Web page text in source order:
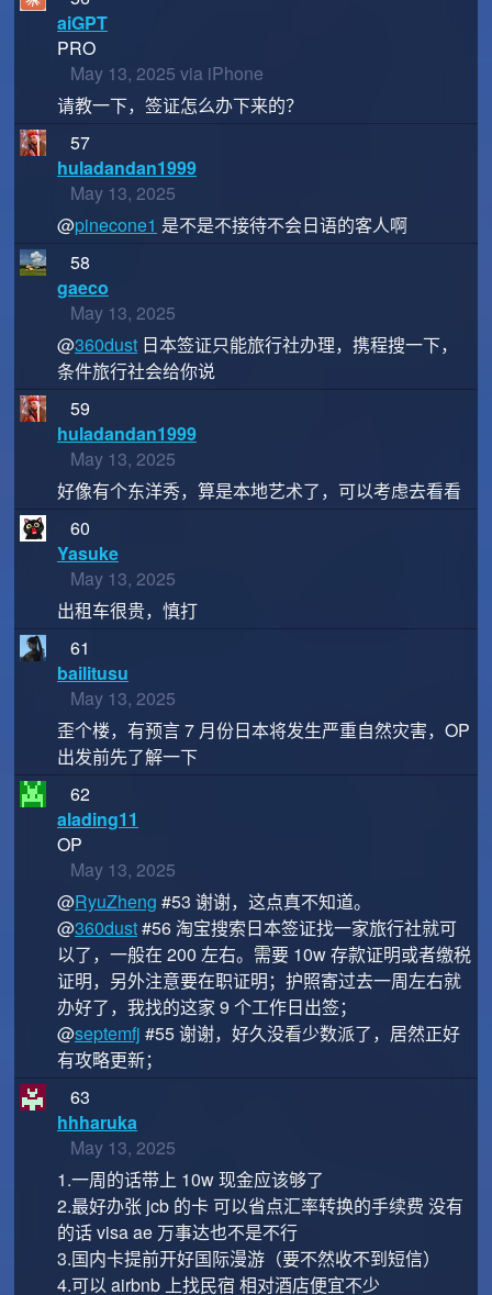
aiGPT
PRO
May 13, 2025 via iPhone
请教一下，签证怎么办下来的？
57
huladandan1999
May 13, 2025
@pinecone1 是不是不接待不会日语的客人啊
58
gaeco
May 13, 2025
@360dust 日本签证只能旅行社办理，携程搜一下，
条件旅行社会给你说
59
huladandan1999
May 13, 2025
好像有个东洋秀，算是本地艺术了，可以考虑去看看
60
Yasuke
May 13, 2025
出租车很贵，慎打
61
bailitusu
May 13, 2025
歪个楼，有预言 7 月份日本将发生严重自然灾害，OP
出发前先了解一下
62
alading11
OP
May 13, 2025
@RyuZheng #53 谢谢，这点真不知道。
@360dust#56 淘宝搜索日本签证找一家旅行社就可
以了，一般在 200 左右。需要 10w 存款证明或者缴税
证明，另外注意要在职证明；护照寄过去一周左右就
办好了，我找的这家 9 个工作日出签；
@septemfj #55 谢谢，好久没看少数派了，居然正好
有攻略更新；
63
hhharuka
May 13, 2025
1.一周的话带上 10w 现金应该够了
2.最好办张 jcb 的卡 可以省点汇率转换的手续费 没有
的话 visa ae 万事达也不是不行
3.国内卡提前开好国际漫游（要不然收不到短信）
4.可以 airbnb 上找民宿 相对酒店便宜不少